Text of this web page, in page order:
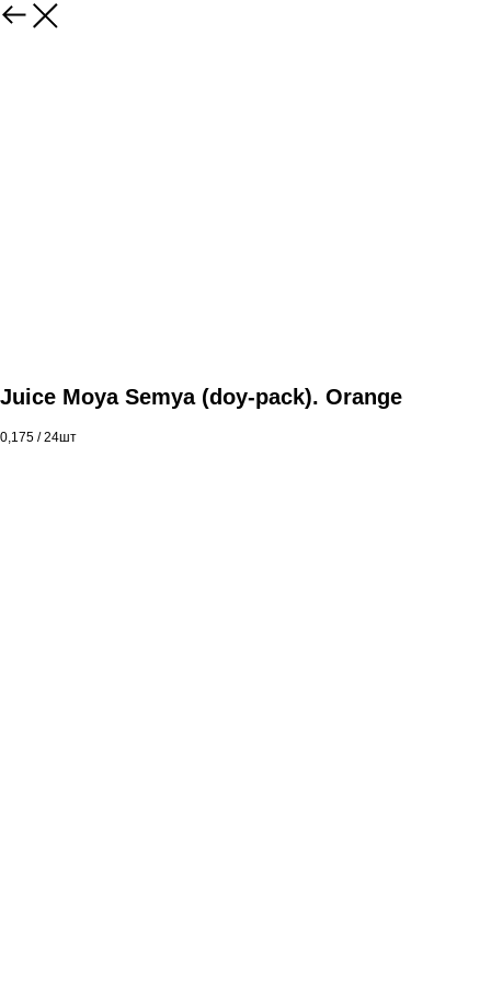
Juice Moya Semya (doy-pack). Orange
0,175 / 24шт